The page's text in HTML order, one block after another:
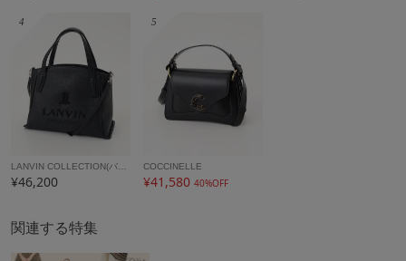
4
¥46,200
5
COCCINELLE
¥41,58040%OFF
関連する特集